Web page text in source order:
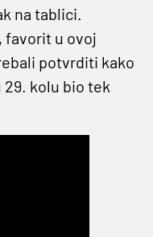
na tablici.
favorit u ovoj
potvrditi kako
kolu bio tek